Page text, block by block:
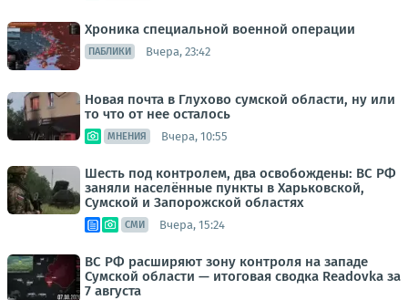
Хроника специальной военной операции
ПАБЛИКИ Вчера, 23:42
Новая почта в Глухово сумской области, ну или
то что от нее осталось
МНЕНИЯ Вчера, 10:55
Шесть под контролем, два освобождены: ВС РФ
заняли населённые пункты в Харьковской,
Сумской и Запорожской областях
СМИ Вчера, 15:24
ВС РФ расширяют зону контроля на западе
Сумской области — итоговая сводка Readovka за
7 августа